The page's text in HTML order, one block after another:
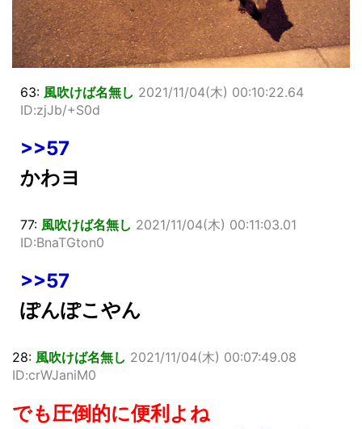
63: 風吹けば名無し 2021/11/04(木) 00:10:22.64
ID:zjJb/+S0d
>>57
かわヨ
77: 風吹けば名無し 2021/11/04(木) 00:11:03.01
ID:BnaTGton0
>>57
ぽんぽこやん
28: 風吹けば名無し 2021/11/04(木) 00:07:49.08
ID:crWJaniM0
でも圧倒的に便利よね